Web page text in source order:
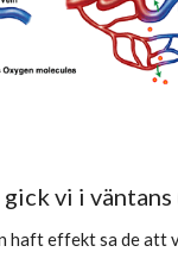
vi i
haft effekt sa de att